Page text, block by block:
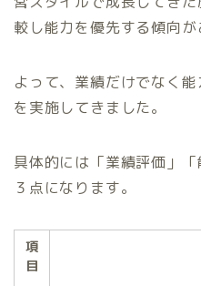
較し能力を優先する傾向が
よって、業績だけでなく
を実施してきました。
具体的には「業績評価」
３点になります。
項
目